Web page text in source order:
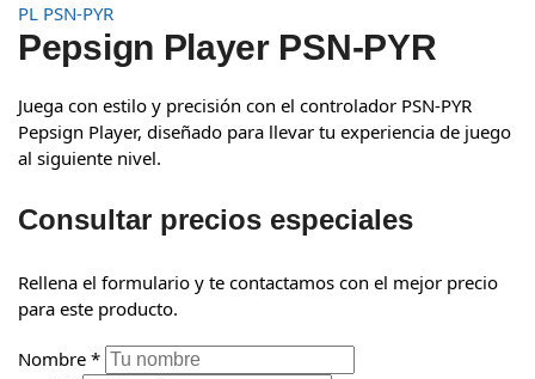
PL PSN-PYR
Pepsign Player PSN-PYR
Juega con estilo y precisión con el controlador PSN-PYR
Pepsign Player, diseñado para llevar tu experiencia de juego
al siguiente nivel.
Consultar precios especiales
Rellena el formulario y te contactamos con el mejor precio
para este producto.
Nombre *